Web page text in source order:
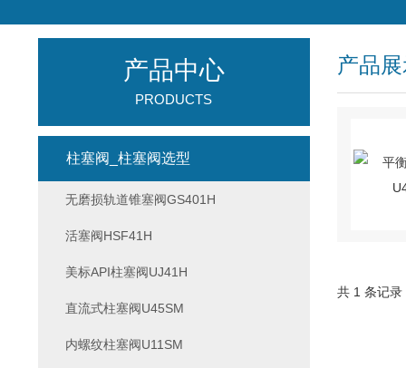
产品
共 1 条记
产品中心
PRODUCTS
柱塞阀_柱塞阀选型
无磨损轨道锥塞阀GS401H
活塞阀HSF41H
美标API柱塞阀UJ41H
直流式柱塞阀U45SM
内螺纹柱塞阀U11SM